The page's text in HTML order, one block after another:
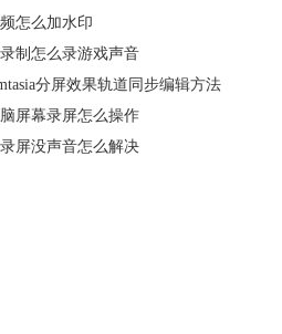
：打开课件
制。系统会在3秒后进入录制模式，
具-选项-快捷键中，你可以对开始、停
怎么加水印
制怎么录游戏声音
分屏效果轨道同步编辑方法
屏幕录屏怎么操作
屏没声音怎么解决